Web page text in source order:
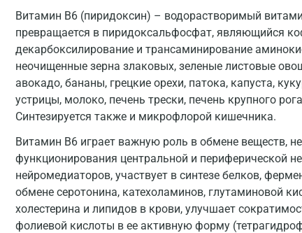
Витамин В6 (пиридоксин) – водорастворимый
превращается в пиридоксальфосфат, являющийся
декарбоксилирование и трансаминирование
неочищенные зерна злаковых, зеленые листовые
авокадо, бананы, грецкие орехи, патока, капуста,
устрицы, молоко, печень трески, печень крупного
Синтезируется также и микрофлорой кишечника.
Витамин B6 играет важную роль в обмене веществ,
функционирования центральной и периферической
нейромедиаторов, участвует в синтезе белков,
обмене серотонина, катехоламинов, глутаминовой
холестерина и липидов в крови, улучшает
фолиевой кислоты в ее активную форму